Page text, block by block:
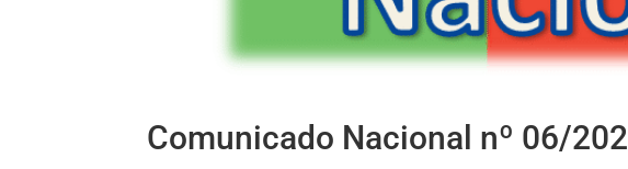
Comunicado Nacional nº 06/